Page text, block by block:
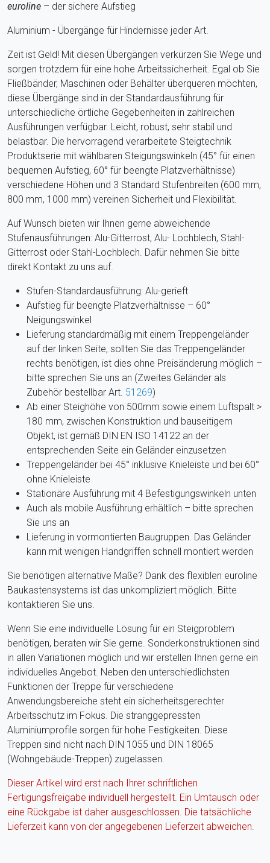
euroline – der sichere Aufstieg
Aluminium - Übergänge für Hindernisse jeder Art.
Zeit ist Geld! Mit diesen Übergängen verkürzen Sie Wege und
sorgen trotzdem für eine hohe Arbeitssicherheit. Egal ob Sie
Fließbänder, Maschinen oder Behälter überqueren möchten,
diese Übergänge sind in der Standardausführung für
unterschiedliche örtliche Gegebenheiten in zahlreichen
Ausführungen verfügbar. Leicht, robust, sehr stabil und
belastbar. Die hervorragend verarbeitete Steigtechnik
Produktserie mit wählbaren Steigungswinkeln (45° für einen
bequemen Aufstieg, 60° für beengte Platzverhältnisse)
verschiedene Höhen und 3 Standard Stufenbreiten (600 mm,
800 mm, 1000 mm) vereinen Sicherheit und Flexibilität.
Auf Wunsch bieten wir Ihnen gerne abweichende
Stufenausführungen: Alu-Gitterrost, Alu- Lochblech, Stahl-
Gitterrost oder Stahl-Lochblech. Dafür nehmen Sie bitte
direkt Kontakt zu uns auf.
Stufen-Standardausführung: Alu-gerieft
Aufstieg für beengte Platzverhältnisse – 60°
Neigungswinkel
Lieferung standardmäßig mit einem Treppengeländer
auf der linken Seite, sollten Sie das Treppengeländer
rechts benötigen, ist dies ohne Preisänderung möglich –
bitte sprechen Sie uns an (Zweites Geländer als
Zubehör bestellbar Art. 51269)
Ab einer Steighöhe von 500mm sowie einem Luftspalt >
180 mm, zwischen Konstruktion und bauseitigem
Objekt, ist gemäß DIN EN ISO 14122 an der
entsprechenden Seite ein Geländer einzusetzen
Treppengeländer bei 45° inklusive Knieleiste und bei 60°
ohne Knieleiste
Stationäre Ausführung mit 4 Befestigungswinkeln unten
Auch als mobile Ausführung erhältlich – bitte sprechen
Sie uns an
Lieferung in vormontierten Baugruppen. Das Geländer
kann mit wenigen Handgriffen schnell montiert werden
Sie benötigen alternative Maße? Dank des flexiblen euroline
Baukastensystems ist das unkompliziert möglich. Bitte
kontaktieren Sie uns.
Wenn Sie eine individuelle Lösung für ein Steigproblem
benötigen, beraten wir Sie gerne. Sonderkonstruktionen sind
in allen Variationen möglich und wir erstellen Ihnen gerne ein
individuelles Angebot. Neben den unterschiedlichsten
Funktionen der Treppe für verschiedene
Anwendungsbereiche steht ein sicherheitsgerechter
Arbeitsschutz im Fokus. Die stranggepressten
Aluminiumprofile sorgen für hohe Festigkeiten. Diese
Treppen sind nicht nach DIN 1055 und DIN 18065
(Wohngebäude-Treppen) zugelassen.
Dieser Artikel wird erst nach Ihrer schriftlichen
Fertigungsfreigabe individuell hergestellt. Ein Umtausch oder
eine Rückgabe ist daher ausgeschlossen. Die tatsächliche
Lieferzeit kann von der angegebenen Lieferzeit abweichen.